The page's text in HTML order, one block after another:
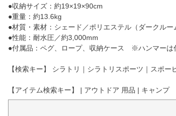
●収納サイズ：約19×19×90cm
●重量：約13.6kg
●材質・素材：シェード／ポリエステル（ダークル
●性能：耐水圧／約3,000mm
●付属品：ペグ、ロープ、収納ケース ※ハンマーは
【検索キー】 シラトリ｜シラトリスポーツ｜スポー
【アイテム検索キー】 | アウトドア 用品 | キャンプ